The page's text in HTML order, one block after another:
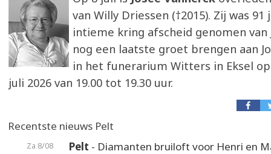
van Willy Driessen (†2015). Zij was 91
intieme kring afscheid genomen van
nog een laatste groet brengen aan
in het funerarium Witters in Eksel
juli 2026 van 19.00 tot 19.30 uur.
Recentste nieuws Pelt
Za 8/08 Pelt - Diamanten bruiloft voor Henri en